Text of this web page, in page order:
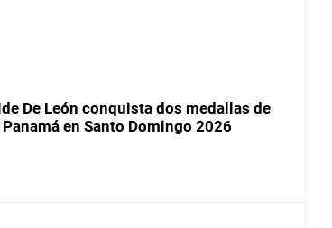
De León conquista dos medallas de
en Santo Domingo 2026